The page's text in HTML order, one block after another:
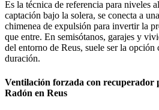
Es la técnica de referencia para niveles
captación bajo la solera, se conecta a
chimenea de expulsión para invertir la
que entre. En semisótanos, garajes y
del entorno de Reus, suele ser la
duración.
Ventilación forzada con recuperador
Radón en Reus